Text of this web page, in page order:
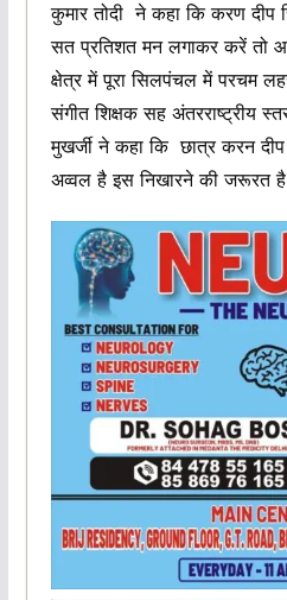
कुमार तोदी ने कहा कि करण दीप
सत प्रतिशत मन लगाकर करें तो
क्षेत्र में पूरा सिलपंचल में परचम
संगीत शिक्षक सह अंतरराष्ट्रीय
मुखर्जी ने कहा कि छात्र करन
अव्वल है इस निखारने की जरूरत है